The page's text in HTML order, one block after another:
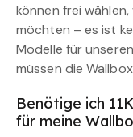
können frei
möchten – es ist
Modelle für
müssen die
Benötige ich
für meine